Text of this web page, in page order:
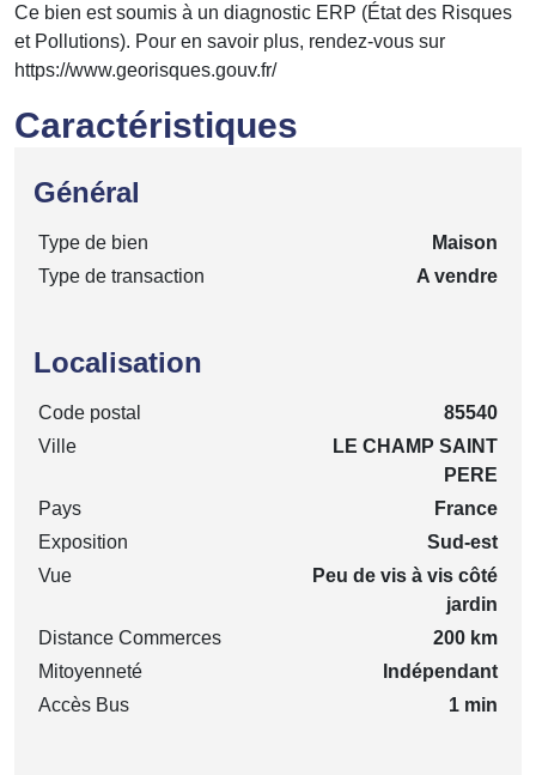
Ce bien est soumis à un diagnostic ERP (État des Risques
et Pollutions). Pour en savoir plus, rendez-vous sur
https://www.georisques.gouv.fr/
Caractéristiques
Général
Type de bien
Maison
Type de transaction
A vendre
Localisation
Code postal
85540
Ville
LE CHAMP SAINT
PERE
Pays
France
Exposition
Sud-est
Vue
Peu de vis à vis côté
jardin
Distance Commerces
200 km
Mitoyenneté
Indépendant
Accès Bus
1 min